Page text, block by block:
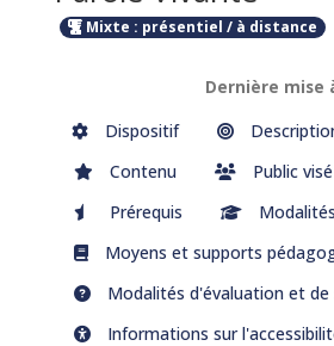
Mixte : présentiel / à distance
Dernière mise
Dispositif
Contenu
Public visé
Prérequis
Moyens et supports
Modalités d'évaluation et de
Informations sur